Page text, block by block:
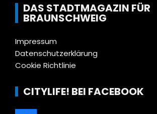
DAS STADTMAGAZIN FÜR
BRAUNSCHWEIG
Impressum
Datenschutzerklärung
Cookie Richtlinie
CITYLIFE! BEI FACEBOOK